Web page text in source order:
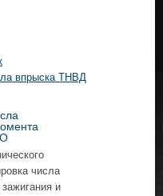
впрыска ТНВД
числа
и